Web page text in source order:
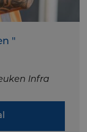
"
Infra